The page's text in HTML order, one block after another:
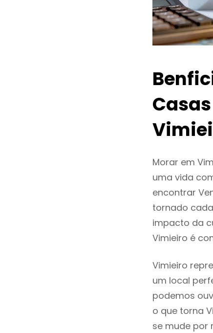
Morar em
uma vida
encontrar
tornado
impacto da
Vimieiro é
Vimieiro
um local
podemos
o que torna
se mude por